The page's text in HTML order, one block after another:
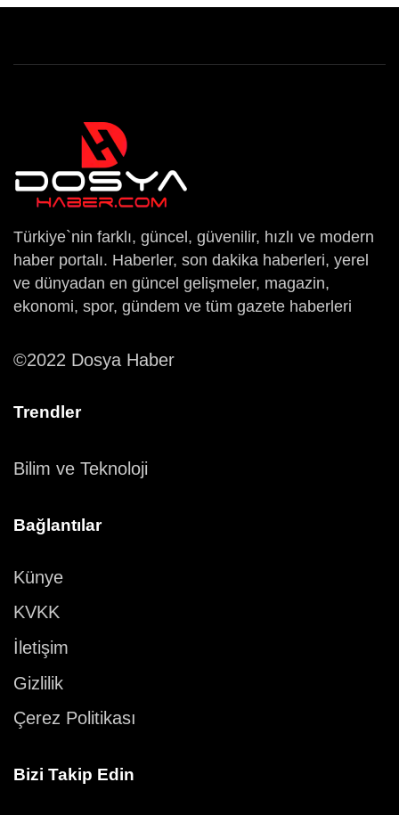
Türkiye`nin farklı, güncel, güvenilir, hızlı ve modern
haber portalı. Haberler, son dakika haberleri, yerel
ve dünyadan en güncel gelişmeler, magazin,
ekonomi, spor, gündem ve tüm gazete haberleri
©2022 Dosya Haber
Trendler
Bilim ve Teknoloji
Bağlantılar
Künye
KVKK
İletişim
Gizlilik
Çerez Politikası
Bizi Takip Edin